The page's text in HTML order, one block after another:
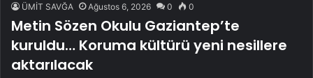
ÜMİT SAVĞA Ağustos 6, 2026 0 0
Metin Sözen Okulu Gaziantep’te
kuruldu… Koruma kültürü yeni nesillere
aktarılacak